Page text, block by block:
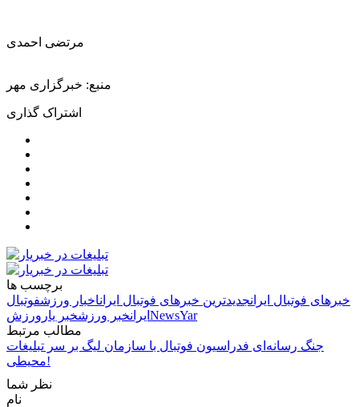
مرتضی احمدی
منبع: خبرگزاری مهر
اشتراک گذاری
برچسب ها
خبرهای فوتبال ایرانجدیدترین خبرهای فوتبال ایراناخبار ورزشفوتبال
ایرانخبر ورزشخبر یار ورزش
NewsYar
مطالب مرتبط
جنگ رسانه‌ای فدراسیون فوتبال با سازمان لیگ بر سر تبلیغات
محیطی!
نظر شما
نام